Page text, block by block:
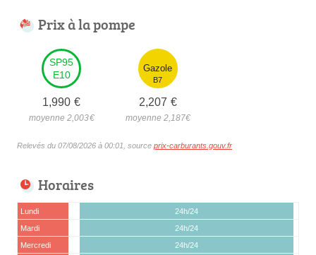
Prix à la pompe
SP95
E10
1,990 €
moyenne 2,003€
Gazole
B7
2,207 €
moyenne 2,187€
Relevés du 07/08/2026 à 00:01, source prix-carburants.gouv.fr
Horaires
Lundi
24h/24
Mardi
24h/24
Mercredi
24h/24